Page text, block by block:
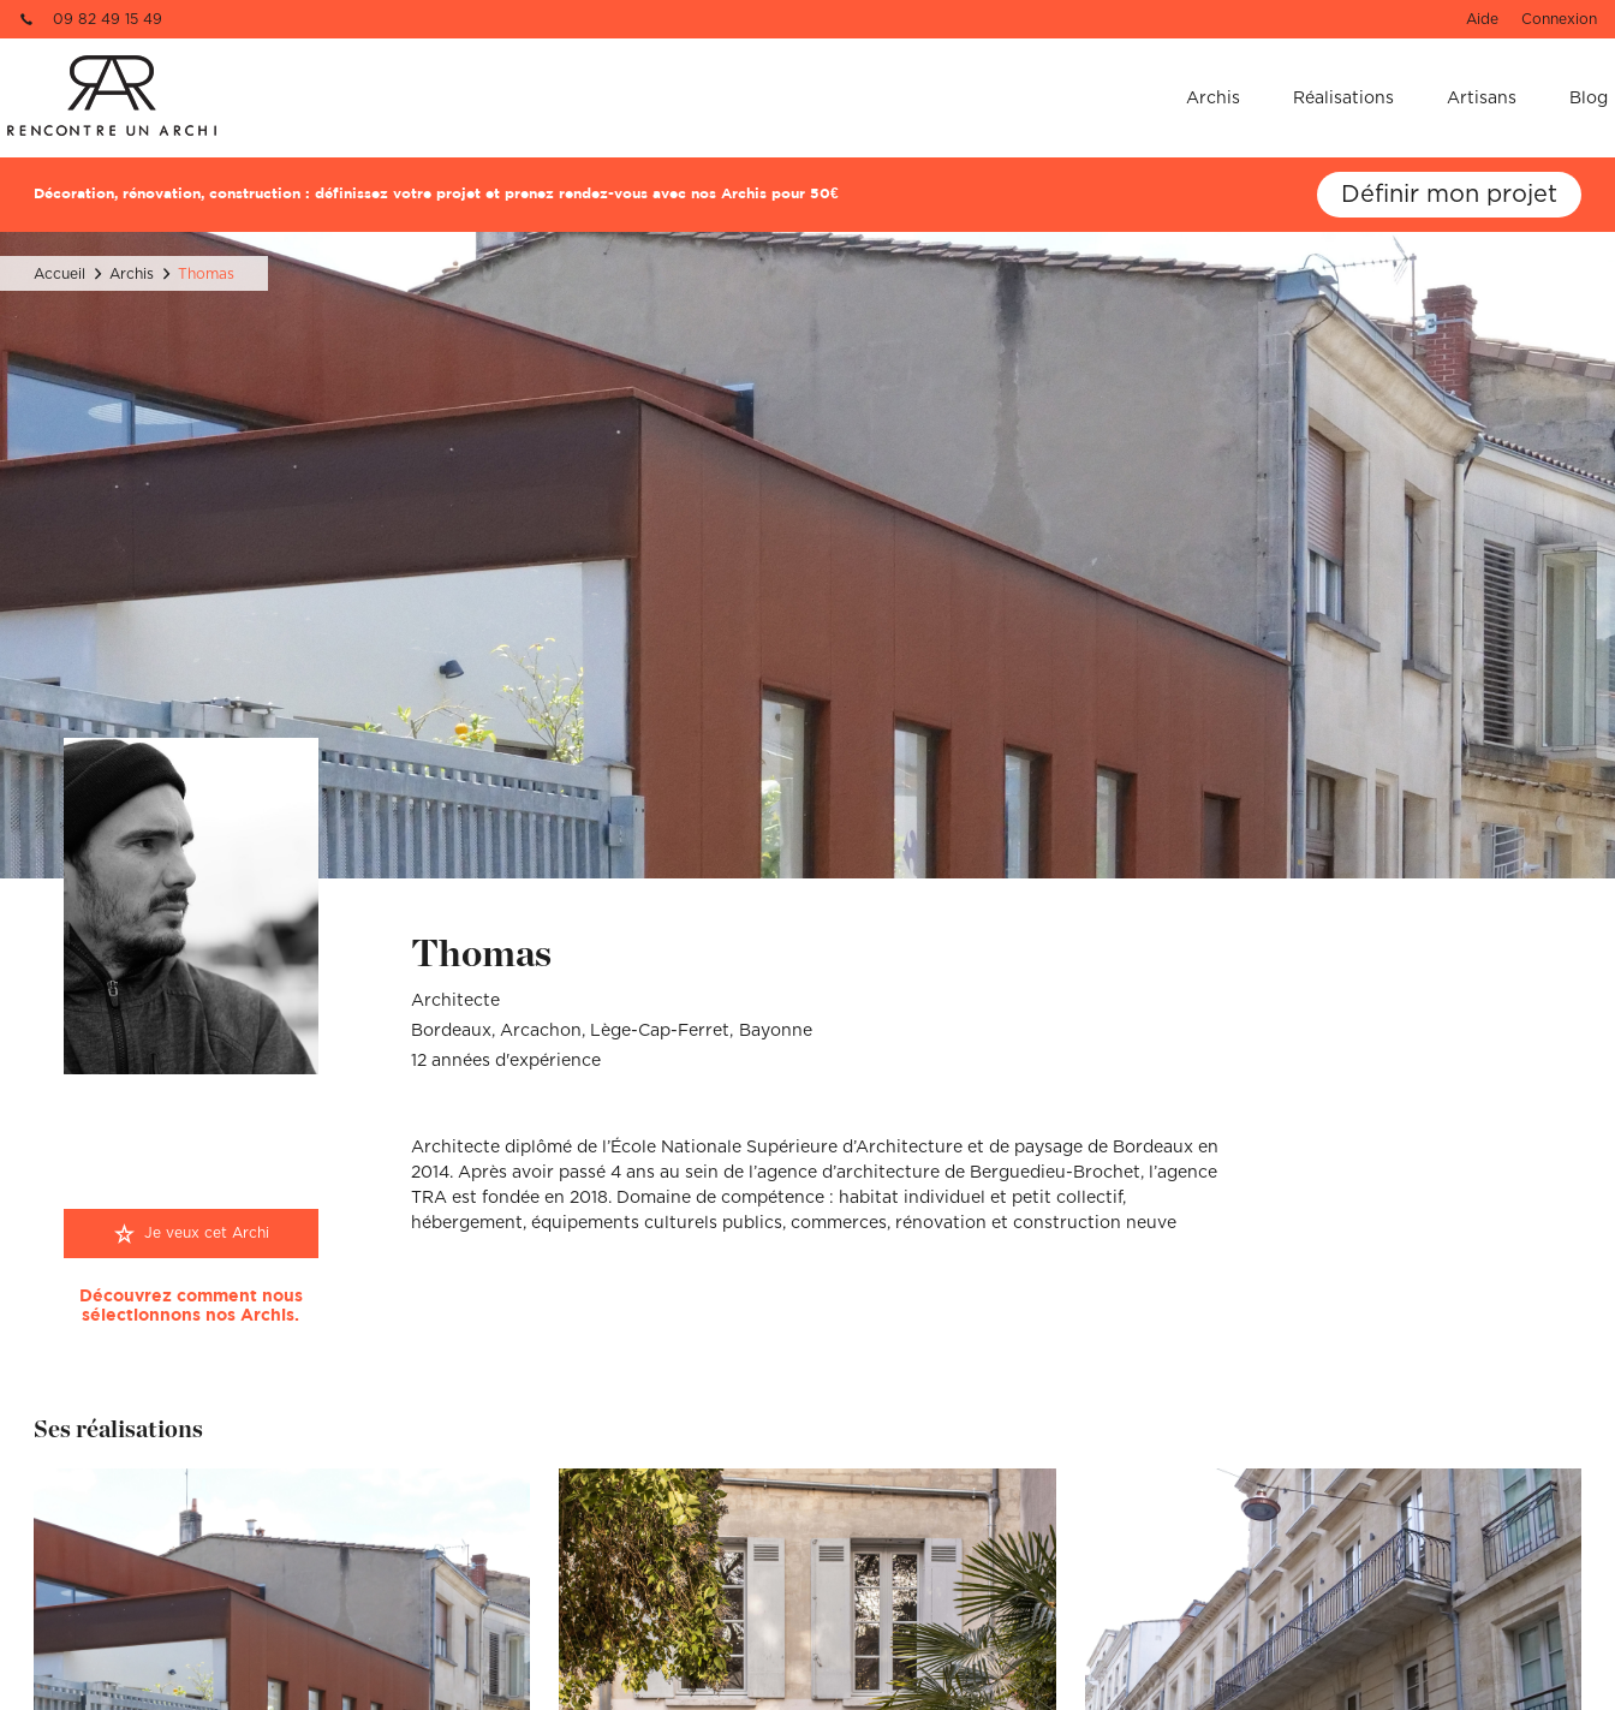
09 82 49 15 49 Aide Connexion
Archis Réalisations Artisans Blog
Décoration, rénovation, construction : définissez votre projet et prenez rendez-vous avec nos Archis pour 50€ Définir mon projet
Accueil Archis Thomas
Thomas
Architecte
Bordeaux
Arcachon Lège-Cap-Ferret
Bayonne
12 années d'expérience
Architecte diplômé de l’École Nationale Supérieure d’Architecture et de paysage de Bordeaux en
2014. Après avoir passé 4 ans au sein de l’agence d’architecture de Berguedieu-Brochet, l’agence
TRA est fondée en 2018. Domaine de compétence : habitat individuel et petit collectif,
hébergement, équipements culturels publics, commerces, rénovation et construction neuve
Je veux cet Archi
Découvrez comment nous
sélectionnons nos Archis.
Ses réalisations
Nom Prénom
Attention si votre ville contient des tirets, ne les oubliez pas !
(Ex: Nogent-sur-marne).
Merci de cliquer sur votre ville dans le menu déroulant.
Mon budget total (€) Souhaitez-vous nous en dire plus sur votre projet ?
Nom Prénom
Localité du projet
Attention si votre ville contient des tirets, ne les oubliez pas !
Merci de cliquer sur votre ville dans le menu déroulant.
Vous êtes un client
Mon budget total (€) Souhaitez-vous nous en dire plus sur votre projet ?